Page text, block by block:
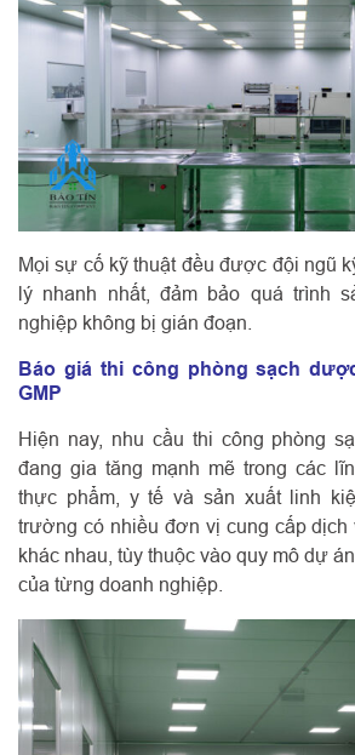
Mọi sự cố kỹ thuật đều được đội ngũ
lý nhanh nhất, đảm bảo quá trình
nghiệp không bị gián đoạn.
Báo giá thi công phòng sạch
GMP
Hiện nay, nhu cầu thi công phòng
đang gia tăng mạnh mẽ trong các
thực phẩm, y tế và sản xuất linh
trường có nhiều đơn vị cung cấp
khác nhau, tùy thuộc vào quy mô dự
của từng doanh nghiệp.